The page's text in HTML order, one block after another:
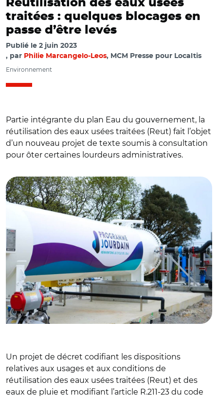
Réutilisation des eaux usées
traitées : quelques blocages en
passe d’être levés
Publié le 2 juin 2023
par Philie Marcangelo-Leos, MCM Presse pour Localtis
Environnement
Partie intégrante du plan Eau du gouvernement, la
réutilisation des eaux usées traitées (Reut) fait l’objet
d’un nouveau projet de texte soumis à consultation
pour ôter certaines lourdeurs administratives.
Un projet de décret codifiant les dispositions
relatives aux usages et aux conditions de
réutilisation des eaux usées traitées (Reut) et des
eaux de pluie et modifiant l’article R.211-23 du code